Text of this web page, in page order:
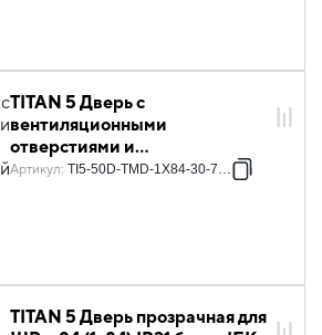
TITAN 5 Дверь с
вентиляционными
отверстиями и
радиопрозрачной вставкой
Артикул: TI5-50D-TMD-1X84-30-7035
TITAN 5 Дверь прозрачная для